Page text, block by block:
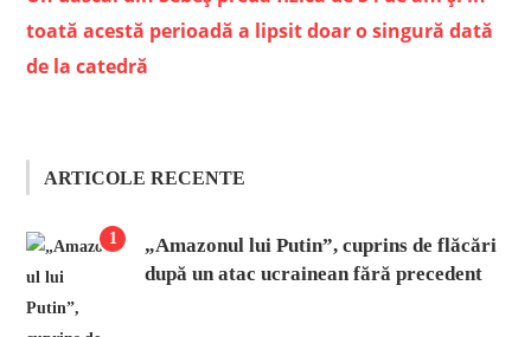
toată acestă perioadă a lipsit doar o singură dată
de la catedră
ARTICOLE RECENTE
1
„Amazonul lui Putin”, cuprins de flăcări
după un atac ucrainean fără precedent